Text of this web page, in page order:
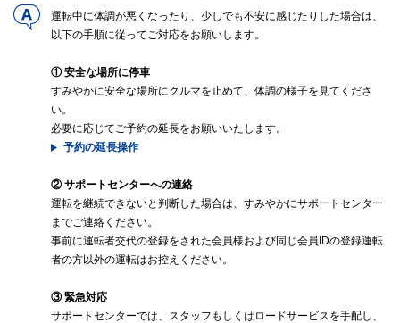
運転中に体調が悪くなったり、少しでも不安に感じたりした場合は、
以下の手順に従ってご対応をお願いします。
① 安全な場所に停車
すみやかに安全な場所にクルマを止めて、体調の様子を見てくださ
い。
必要に応じてご予約の延長をお願いいたします。
予約の延長操作
② サポートセンターへの連絡
運転を継続できないと判断した場合は、すみやかにサポートセンター
までご連絡ください。
事前に運転者交代の登録をされた会員様および同じ会員IDの登録運転
者の方以外の運転はお控えください。
③ 緊急対応
サポートセンターでは、スタッフもしくはロードサービスを手配し、